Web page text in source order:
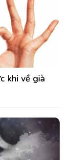
khi về già